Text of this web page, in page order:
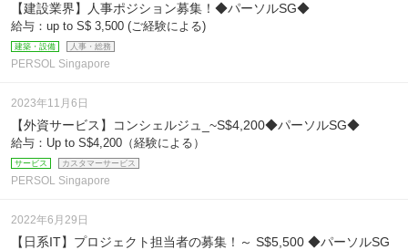
【建設業界】人事ポジション募集！◆パーソルSG◆
給与：up to S$ 3,500 (ご経験による)
建築・設備 人事・総務
PERSOL Singapore
【外資サービス】コンシェルジュ_~S$4,200◆パーソルSG◆
給与：Up to S$4,200（経験による）
サービス カスタマーサービス
2023年11月6日
PERSOL Singapore
【日系IT】プロジェクト担当者の募集！～ S$5,500 ◆パーソルSG
2022年6月29日